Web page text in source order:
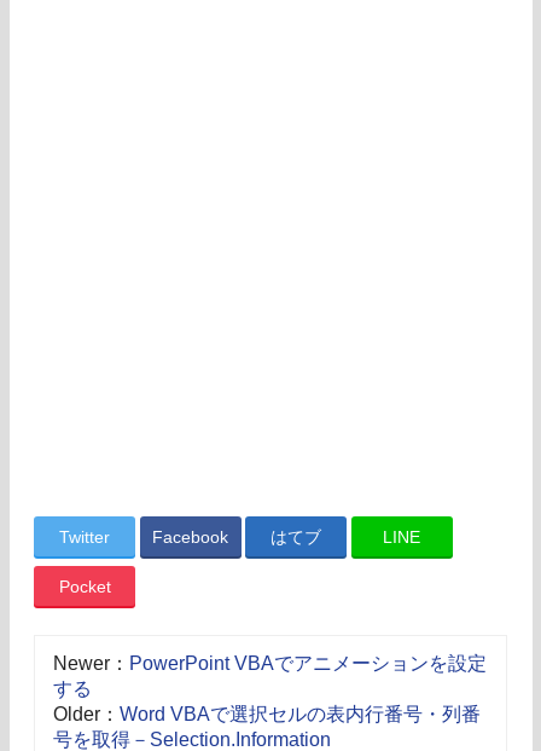
Twitter Facebook はてブ LINE
Pocket
Newer： PowerPoint VBAでアニメーションを設定
する
Older： Word VBAで選択セルの表内行番号・列番
号を取得－Selection.Information